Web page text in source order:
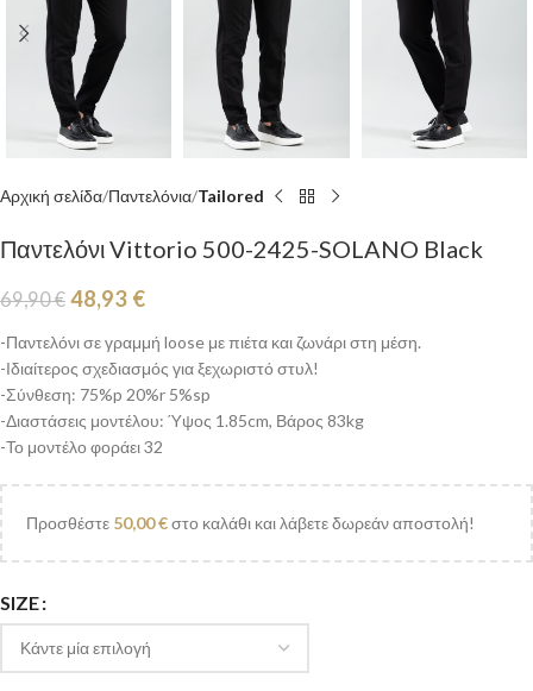
Αρχική σελίδα Παντελόνια Tailored
Παντελόνι Vittorio 500-2425-SOLANO Black
69,90€ 48,93 €
-Παντελόνι σε γραμμή loose με πιέτα και ζωνάρι στη μέση.
-Ιδιαίτερος σχεδιασμός για ξεχωριστό στυλ!
-Σύνθεση: 75%p 20%r 5%sp
-Διαστάσεις μοντέλου: Ύψος 1.85cm, Βάρος 83kg
-Το μοντέλο φοράει 32
Προσθέστε 50,00€στο καλάθι και λάβετε δωρεάν αποστολή!
SIZE